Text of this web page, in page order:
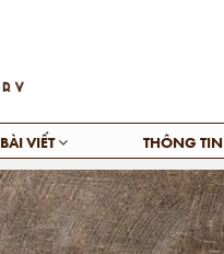
BÀI VIẾT THÔNG TIN